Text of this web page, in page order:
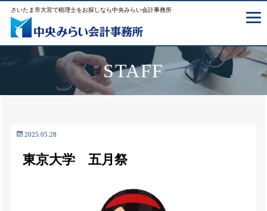
さいたま市大宮で税理士をお探しなら中央みらい会計事務所
STAFF
2025.05.28
東京大学 五月祭